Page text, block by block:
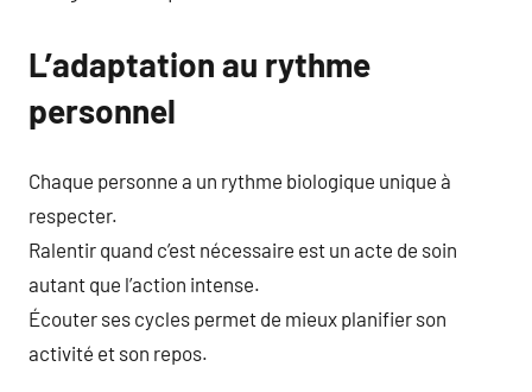
L’adaptation au rythme
personnel
Chaque personne a un rythme biologique unique à
respecter.
Ralentir quand c’est nécessaire est un acte de soin
autant que l’action intense.
Écouter ses cycles permet de mieux planifier son
activité et son repos.